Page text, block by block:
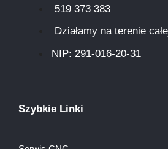
519 373 383
Działamy na terenie
NIP: 291-016-20-31​
Szybkie Linki